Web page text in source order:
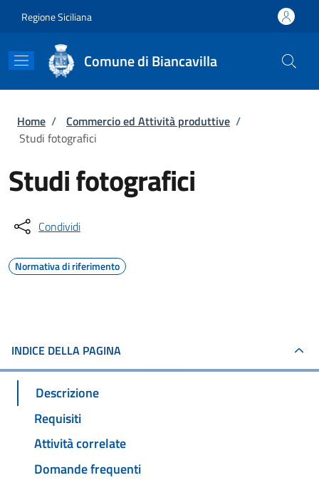
Regione Siciliana
Comune di Biancavilla
Briciole di pane
Home / Commercio ed Attività produttive /
Studi fotografici
Studi fotografici
Condividi
Normativa di riferimento
INDICE DELLA PAGINA
Descrizione
Requisiti
Attività correlate
Domande frequenti